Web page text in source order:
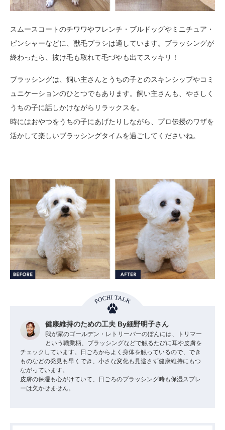
スムースコートのチワワやフレンチ・ブルドッグやミニチュア・
ピンシャーなどに、獣毛ブラシは適しています。ブラッシングが
終わったら、抜け毛も取れて毛づやも出てスッキリ！
ブラッシングは、飼い主さんとうちの子とのスキンシップやコミ
ュニケーションのひとつでもあります。飼い主さんも、やさしく
うちの子に話しかけながらリラックスを。
時にはおやつをうちの子にあげたりしながら、プロ伝授のワザを
活かして楽しいブラッシングタイムを過ごしてくださいね。
健康維持のための工夫 By細野明子さん
我が家のゴールデン・レトリーバーのぼんには、トリマー
という職業柄、ブラッシングなどで触るたびに耳や皮膚を
チェックしています。日ごろからよく身体を触っているので、でき
ものなどの発見も早くでき、小さな変化も見逃さず健康維持にもつ
ながっています。
皮膚の保湿も心がけていて、日ごろのブラッシング時も保湿スプレ
ーは欠かせません。